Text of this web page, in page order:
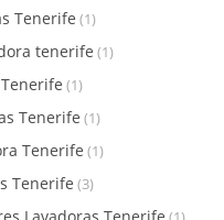
Tenerife (1)
tenerife (1)
(1)
Tenerife (1)
Tenerife (1)
Tenerife (3)